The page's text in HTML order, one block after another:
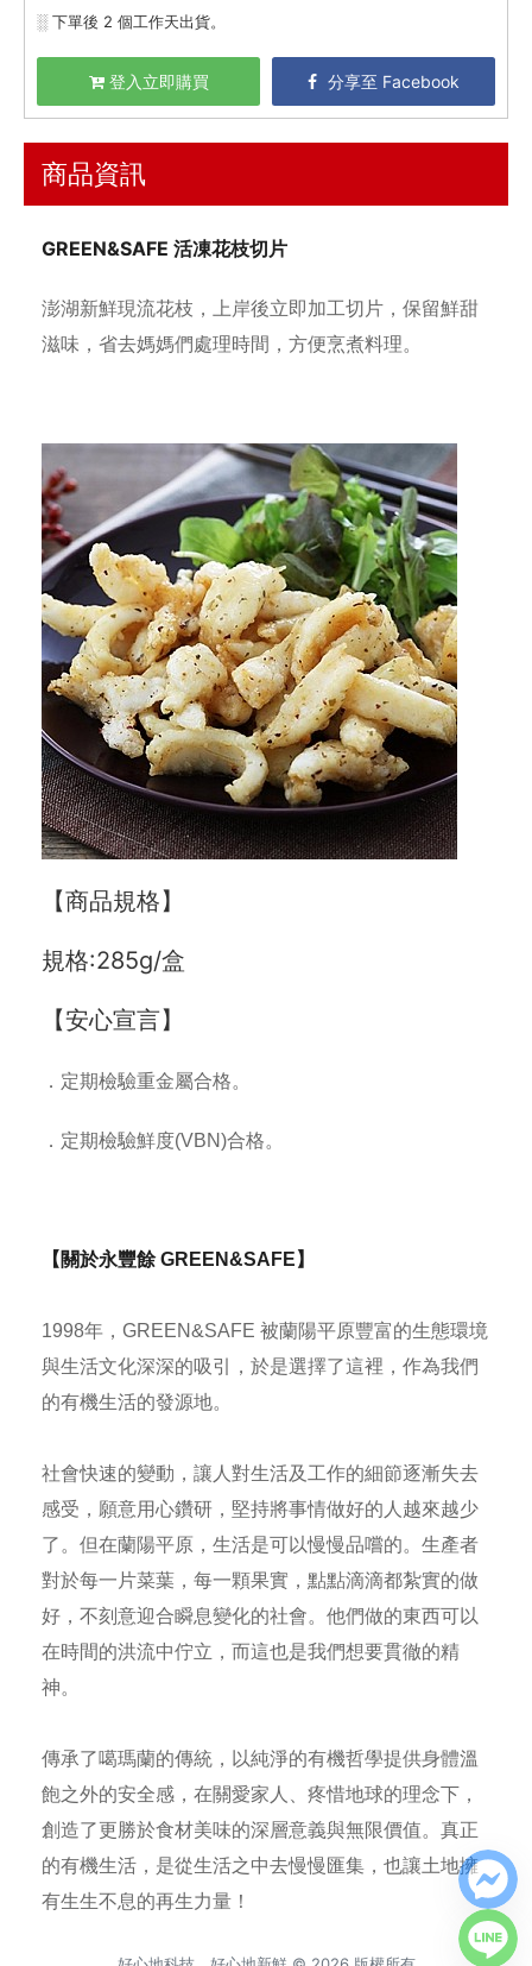
頂級美食
餐廚好朋友
生活美學
最新飯團 14
Blog
會員服務
愛飯團FB粉絲團
YouTube
Instagram
聯絡我們
客服專線
服務信箱
關於
關於愛飯團
聯絡我們
合作與廣告
媒體推薦與報導
隱私保護
░ 下單後 2 個工作天出貨。
登入立即購買 分享至 Facebook
商品資訊
GREEN&SAFE 活凍花枝切片
澎湖新鮮現流花枝，上岸後立即加工切片，保留鮮甜
滋味，省去媽媽們處理時間，方便烹煮料理。
【商品規格】
規格:285g/盒
【安心宣言】
．定期檢驗重金屬合格。
．定期檢驗鮮度(VBN)合格。
【關於永豐餘 GREEN&SAFE】
1998年，GREEN&SAFE 被蘭陽平原豐富的生態環境
與生活文化深深的吸引，於是選擇了這裡，作為我們
的有機生活的發源地。
社會快速的變動，讓人對生活及工作的細節逐漸失去
感受，願意用心鑽研，堅持將事情做好的人越來越少
了。但在蘭陽平原，生活是可以慢慢品嚐的。生產者
對於每一片菜葉，每一顆果實，點點滴滴都紮實的做
好，不刻意迎合瞬息變化的社會。他們做的東西可以
在時間的洪流中佇立，而這也是我們想要貫徹的精
神。
傳承了噶瑪蘭的傳統，以純淨的有機哲學提供身體溫
飽之外的安全感，在關愛家人、疼惜地球的理念下，
創造了更勝於食材美味的深層意義與無限價值。真正
的有機生活，是從生活之中去慢慢匯集，也讓土地擁
有生生不息的再生力量！